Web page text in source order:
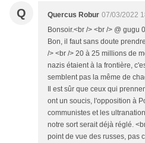
Q Quercus Robur 07/03/2022
Bonsoir.<br /> <br /> @ gugu
Bon, il faut sans doute
/> <br /> 20 à 25 millions de
nazis étaient à la frontière,
semblent pas la même de
Il est sûr que ceux qui
ont un soucis, l'opposition à
communistes et les
notre sort serait déjà réglé.
point de vue des russes, pas